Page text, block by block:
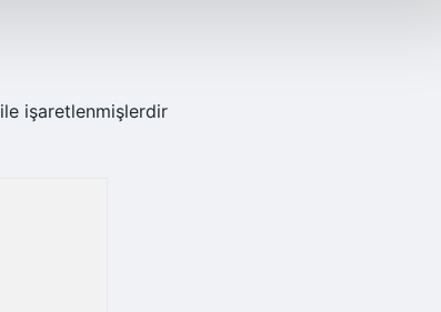
ile işaretlenmişlerdir